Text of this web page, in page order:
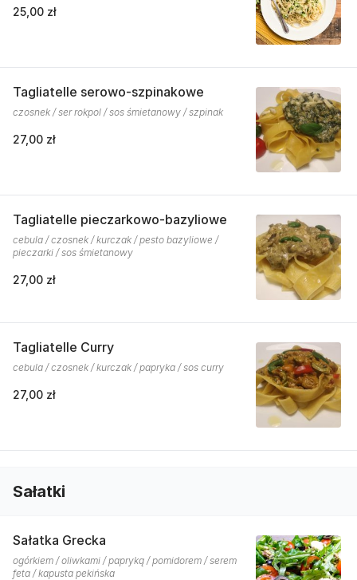
25,00 zł
Tagliatelle serowo-szpinakowe
czosnek / ser rokpol / sos śmietanowy / szpinak
27,00 zł
Tagliatelle pieczarkowo-bazyliowe
cebula / czosnek / kurczak / pesto bazyliowe /
pieczarki / sos śmietanowy
27,00 zł
Tagliatelle Curry
cebula / czosnek / kurczak / papryka / sos curry
27,00 zł
Sałatki
Sałatka Grecka
ogórkiem / oliwkami / papryką / pomidorem / serem
feta / kapusta pekińska